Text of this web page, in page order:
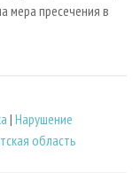
мера пресечения в
| Нарушение
область